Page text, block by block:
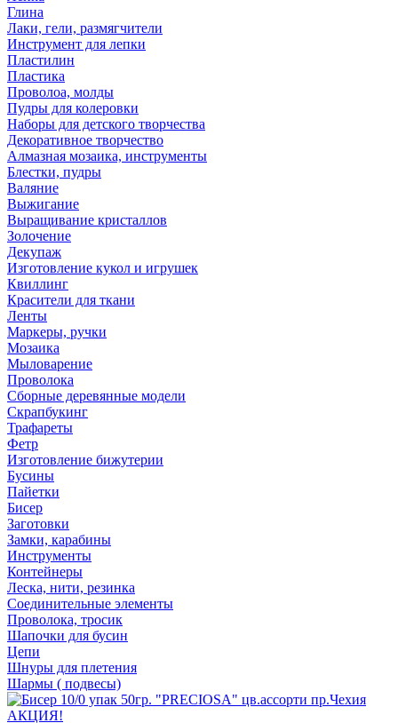
Глина
Лаки, гели, размягчители
Инструмент для лепки
Пластилин
Пластика
Проволоа, молды
Пудры для колеровки
Наборы для детского творчества
Декоративное творчество
Алмазная мозаика, инструменты
Блестки, пудры
Валяние
Выжигание
Выращивание кристаллов
Золочение
Декупаж
Изготовление кукол и игрушек
Квиллинг
Красители для ткани
Ленты
Маркеры, ручки
Мозаика
Мыловарение
Проволока
Сборные деревянные модели
Скрапбукинг
Трафареты
Фетр
Изготовление бижутерии
Бусины
Пайетки
Бисер
Заготовки
Замки, карабины
Инструменты
Контейнеры
Леска, нити, резинка
Соединительные элементы
Проволока, тросик
Шапочки для бусин
Цепи
Шнуры для плетения
Шармы ( подвесы)